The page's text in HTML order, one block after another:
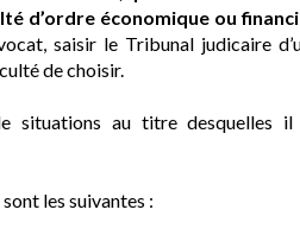
d’ordre économique ou
saisir le Tribunal judicaire
de choisir.
situations au titre desquelles
les suivantes :